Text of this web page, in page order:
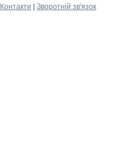
Контакти
Зворотній зв'язок